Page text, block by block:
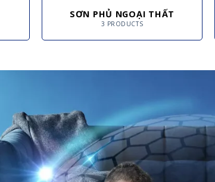
SƠN PHỦ NGOẠI THẤT
3 PRODUCTS